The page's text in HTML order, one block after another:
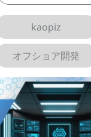
kaopiz
オフショア開発